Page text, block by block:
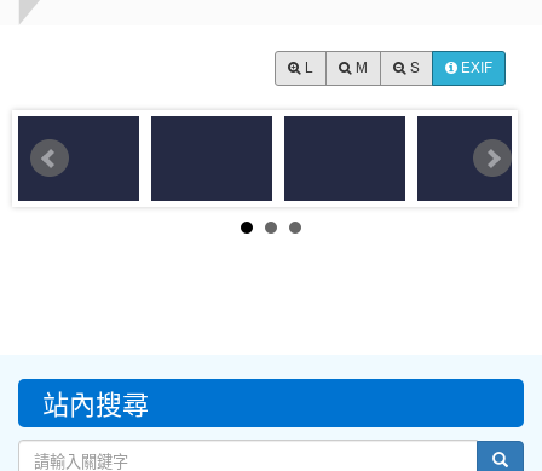
M S EXIF
::: 站內搜尋